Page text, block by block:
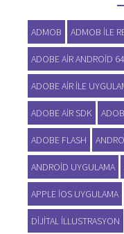
ADMOB ADMOB ILE
ADOBE AIR ANDROID
ADOBE AIR ILE
ADOBE AIR SDK
ADOBE FLASH
ANDROID UYGULAMA
APPLE IOS UYGULAMA
DIJITAL ILLUSTRASYON